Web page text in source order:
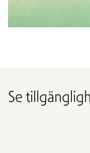
Se